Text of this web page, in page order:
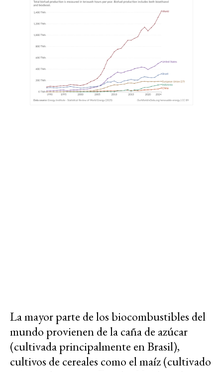
La mayor parte de los biocombustibles del
mundo provienen de la caña de azúcar
(cultivada principalmente en Brasil),
cultivos de cereales como el maíz (cultivado